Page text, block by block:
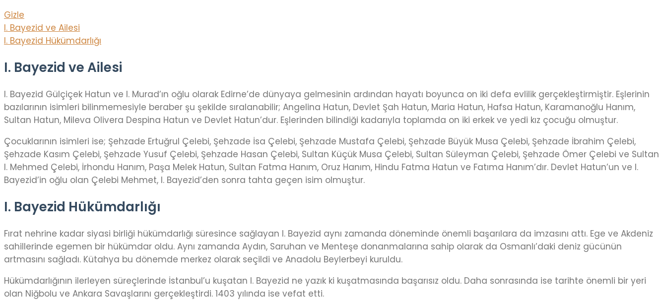
Gizle
I. Bayezid ve Ailesi
I. Bayezid Hükümdarlığı
I. Bayezid ve Ailesi
I. Bayezid Gülçiçek Hatun ve I. Murad’ın oğlu olarak Edirne’de dünyaya gelmesinin ardından hayatı boyunca on iki defa evlilik gerçekleştirmiştir. Eşlerinin
bazılarının isimleri bilinmemesiyle beraber şu şekilde sıralanabilir; Angelina Hatun, Devlet Şah Hatun, Maria Hatun, Hafsa Hatun, Karamanoğlu Hanım,
Sultan Hatun, Mileva Olivera Despina Hatun ve Devlet Hatun’dur. Eşlerinden bilindiği kadarıyla toplamda on iki erkek ve yedi kız çocuğu olmuştur.
Çocuklarının isimleri ise; Şehzade Ertuğrul Çelebi, Şehzade İsa Çelebi, Şehzade Mustafa Çelebi, Şehzade Büyük Musa Çelebi, Şehzade İbrahim Çelebi,
Şehzade Kasım Çelebi, Şehzade Yusuf Çelebi, Şehzade Hasan Çelebi, Sultan Küçük Musa Çelebi, Sultan Süleyman Çelebi, Şehzade Ömer Çelebi ve Sultan
I. Mehmed Çelebi, İrhondu Hanım, Paşa Melek Hatun, Sultan Fatma Hanım, Oruz Hanım, Hindu Fatma Hatun ve Fatıma Hanım’dır. Devlet Hatun’un ve I.
Bayezid’in oğlu olan Çelebi Mehmet, I. Bayezid’den sonra tahta geçen isim olmuştur.
I. Bayezid Hükümdarlığı
Fırat nehrine kadar siyasi birliği hükümdarlığı süresince sağlayan I. Bayezid aynı zamanda döneminde önemli başarılara da imzasını attı. Ege ve Akdeniz
sahillerinde egemen bir hükümdar oldu. Aynı zamanda Aydın, Saruhan ve Menteşe donanmalarına sahip olarak da Osmanlı’daki deniz gücünün
artmasını sağladı. Kütahya bu dönemde merkez olarak seçildi ve Anadolu Beylerbeyi kuruldu.
Hükümdarlığının ilerleyen süreçlerinde İstanbul’u kuşatan I. Bayezid ne yazık ki kuşatmasında başarısız oldu. Daha sonrasında ise tarihte önemli bir yeri
olan Niğbolu ve Ankara Savaşlarını gerçekleştirdi. 1403 yılında ise vefat etti.